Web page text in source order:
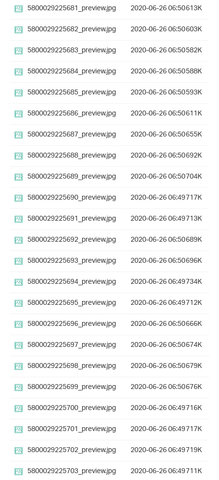
5800029225681_preview.jpg
2020-06-26 06:50613K
5800029225682_preview.jpg
2020-06-26 06:50603K
5800029225683_preview.jpg
2020-06-26 06:50582K
5800029225684_preview.jpg
2020-06-26 06:50588K
5800029225685_preview.jpg
2020-06-26 06:50593K
5800029225686_preview.jpg
2020-06-26 06:50611K
5800029225687_preview.jpg
2020-06-26 06:50655K
5800029225688_preview.jpg
2020-06-26 06:50692K
5800029225689_preview.jpg
2020-06-26 06:50704K
5800029225690_preview.jpg
2020-06-26 06:49717K
5800029225691_preview.jpg
2020-06-26 06:49713K
5800029225692_preview.jpg
2020-06-26 06:50689K
5800029225693_preview.jpg
2020-06-26 06:50696K
5800029225694_preview.jpg
2020-06-26 06:49734K
5800029225695_preview.jpg
2020-06-26 06:49712K
5800029225696_preview.jpg
2020-06-26 06:50666K
5800029225697_preview.jpg
2020-06-26 06:50674K
5800029225698_preview.jpg
2020-06-26 06:50679K
5800029225699_preview.jpg
2020-06-26 06:50676K
5800029225700_preview.jpg
2020-06-26 06:49716K
5800029225701_preview.jpg
2020-06-26 06:49717K
5800029225702_preview.jpg
2020-06-26 06:49719K
5800029225703_preview.jpg
2020-06-26 06:49711K